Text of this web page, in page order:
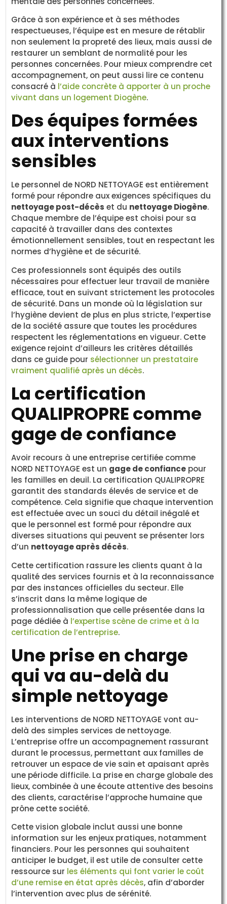
Grâce à son expérience et à ses méthodes
respectueuses, l’équipe est en mesure de rétablir
non seulement la propreté des lieux, mais aussi de
restaurer un semblant de normalité pour les
personnes concernées. Pour mieux comprendre cet
accompagnement, on peut aussi lire ce contenu
consacré à l’aide concrète à apporter à un proche
vivant dans un logement Diogène.
Des équipes formées
aux interventions
sensibles
Le personnel de NORD NETTOYAGE est entièrement
formé pour répondre aux exigences spécifiques du
nettoyage post-décès et du nettoyage Diogène.
Chaque membre de l’équipe est choisi pour sa
capacité à travailler dans des contextes
émotionnellement sensibles, tout en respectant les
normes d’hygiène et de sécurité.
Ces professionnels sont équipés des outils
nécessaires pour effectuer leur travail de manière
efficace, tout en suivant strictement les protocoles
de sécurité. Dans un monde où la législation sur
l’hygiène devient de plus en plus stricte, l’expertise
de la société assure que toutes les procédures
respectent les réglementations en vigueur. Cette
exigence rejoint d’ailleurs les critères détaillés
dans ce guide pour sélectionner un prestataire
vraiment qualifié après un décès.
La certification
QUALIPROPRE comme
gage de confiance
Avoir recours à une entreprise certifiée comme
NORD NETTOYAGE est un gage de confiance pour
les familles en deuil. La certification QUALIPROPRE
garantit des standards élevés de service et de
compétence. Cela signifie que chaque intervention
est effectuée avec un souci du détail inégalé et
que le personnel est formé pour répondre aux
diverses situations qui peuvent se présenter lors
d’un nettoyage après décès.
Cette certification rassure les clients quant à la
qualité des services fournis et à la reconnaissance
par des instances officielles du secteur. Elle
s’inscrit dans la même logique de
professionnalisation que celle présentée dans la
page dédiée à l’expertise scène de crime et à la
certification de l’entreprise.
Une prise en charge
qui va au-delà du
simple nettoyage
Les interventions de NORD NETTOYAGE vont au-
delà des simples services de nettoyage.
L’entreprise offre un accompagnement rassurant
durant le processus, permettant aux familles de
retrouver un espace de vie sain et apaisant après
une période difficile. La prise en charge globale des
lieux, combinée à une écoute attentive des besoins
des clients, caractérise l’approche humaine que
prône cette société.
Cette vision globale inclut aussi une bonne
information sur les enjeux pratiques, notamment
financiers. Pour les personnes qui souhaitent
anticiper le budget, il est utile de consulter cette
ressource sur les éléments qui font varier le coût
d’une remise en état après décès, afin d’aborder
l’intervention avec plus de sérénité.